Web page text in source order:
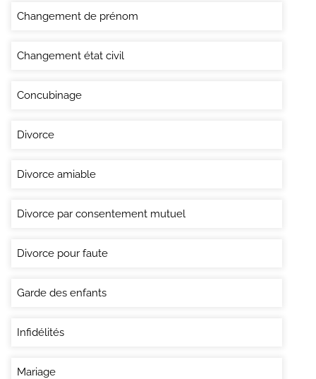
Changement de prénom
Changement état civil
Concubinage
Divorce
Divorce amiable
Divorce par consentement mutuel
Divorce pour faute
Garde des enfants
Infidélités
Mariage